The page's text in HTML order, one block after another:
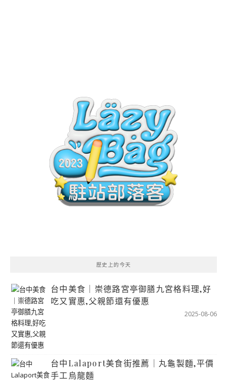
歷史上的今天
台中美食｜崇德路宮亭御膳九宮格料理,好
吃又實惠,父親節還有優惠
2025-08-06
台中Lalaport美食街推薦｜丸龜製麵,平價
手工烏龍麵